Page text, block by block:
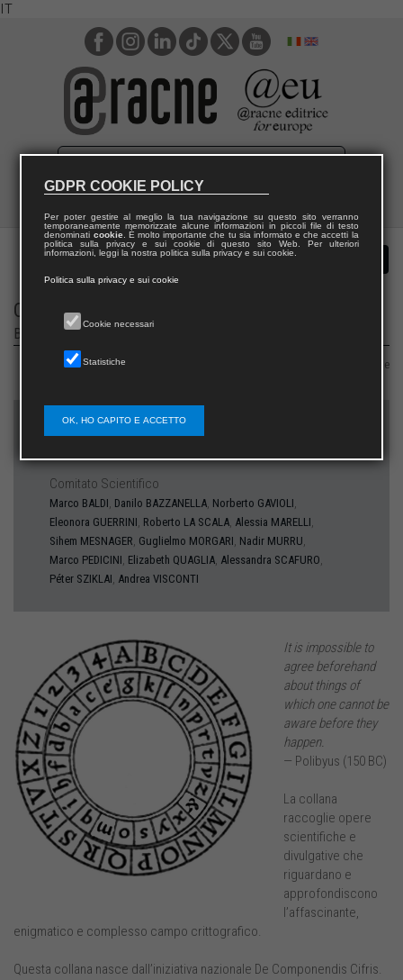
IT
CRITTOGRAFIA
Book Series
Area 01 – Scienze matematiche e informatiche
Comitato Scientifico
Marco BALDI, Danilo BAZZANELLA, Norberto GAVIOLI,
Eleonora GUERRINI, Roberto LA SCALA, Alessia MARELLI,
Sihem MESNAGER, Guglielmo MORGARI, Nadir MURRU,
Marco PEDICINI, Elizabeth QUAGLIA, Alessandra SCAFURO,
Péter SZIKLAI, Andrea VISCONTI
It is impossible to
agree beforehand
about things of
which one cannot be
aware before they
happen.
— Polibyus (150 BC)
La collana
raccoglie opere
scientifiche e
divulgative che
riguardano e
approfondiscono
l’affascinante,
enigmatico e complesso campo crittografico.
Questa collana nasce dall’iniziativa nazionale De Componendis Cifris.
GDPR COOKIE POLICY
Per poter gestire al meglio la tua navigazione su questo sito verranno
temporaneamente memorizzate alcune informazioni in piccoli file di testo
denominati cookie. È molto importante che tu sia informato e che accetti la
politica sulla privacy e sui cookie di questo sito Web. Per ulteriori
informazioni, leggi la nostra politica sulla privacy e sui cookie.
Politica sulla privacy e sui cookie
Cookie necessari
Statistiche
OK, HO CAPITO E ACCETTO